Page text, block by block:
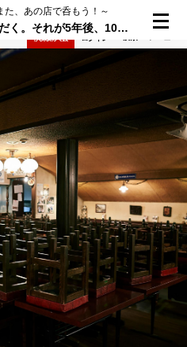
た、あの店で呑もう！～
お客様から励ましの言葉をいただく。それが5年後、10年後の店の将来にとって大事なことなのだと痛感しました──有楽町「バーデン バーデン」